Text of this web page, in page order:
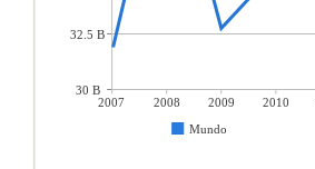
2007 2008 2009 2010
Mundo
32.5 B
30 B